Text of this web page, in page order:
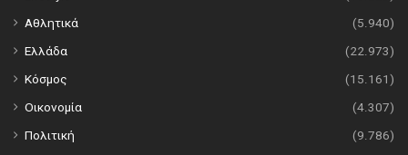
Αθλητικά
(5.940)
Ελλάδα
(22.973)
Κόσμος
(15.161)
Οικονομία
(4.307)
Πολιτική
(9.786)